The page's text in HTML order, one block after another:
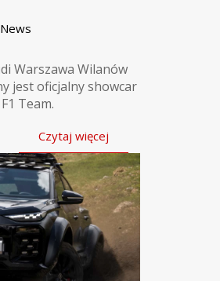
Warszawa Wilanów
jest oficjalny showcar
Team.
Czytaj więcej